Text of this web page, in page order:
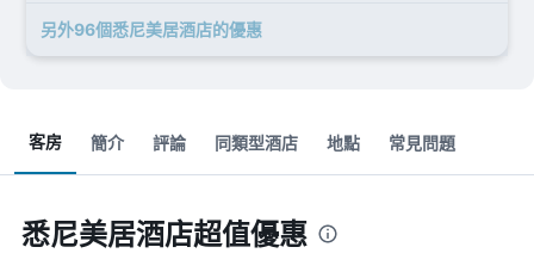
另外96個悉尼美居酒店​的優惠
客房 簡介 評論 同類型酒店 地點 常見問題
悉尼美居酒店超值優惠